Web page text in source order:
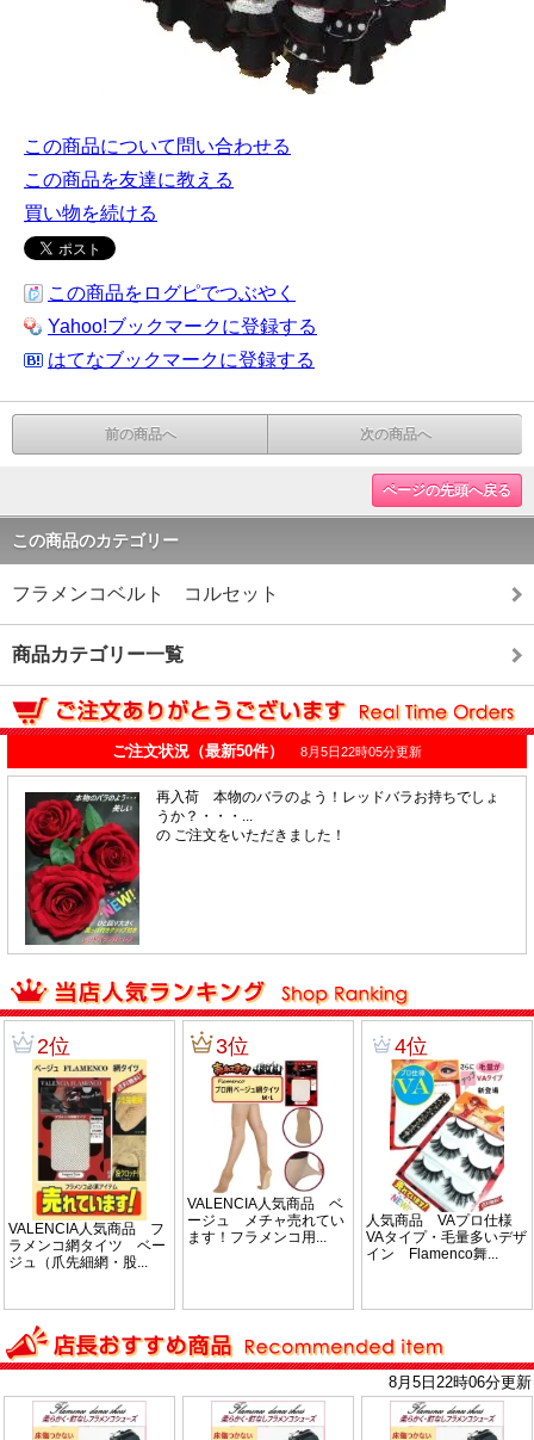
この商品について問い合わせる
この商品を友達に教える
買い物を続ける
この商品をログピでつぶやく
Yahoo!ブックマークに登録する
はてなブックマークに登録する
前の商品へ 次の商品へ
ページの先頭へ戻る
この商品のカテゴリー
フラメンコベルト コルセット
商品カテゴリー一覧